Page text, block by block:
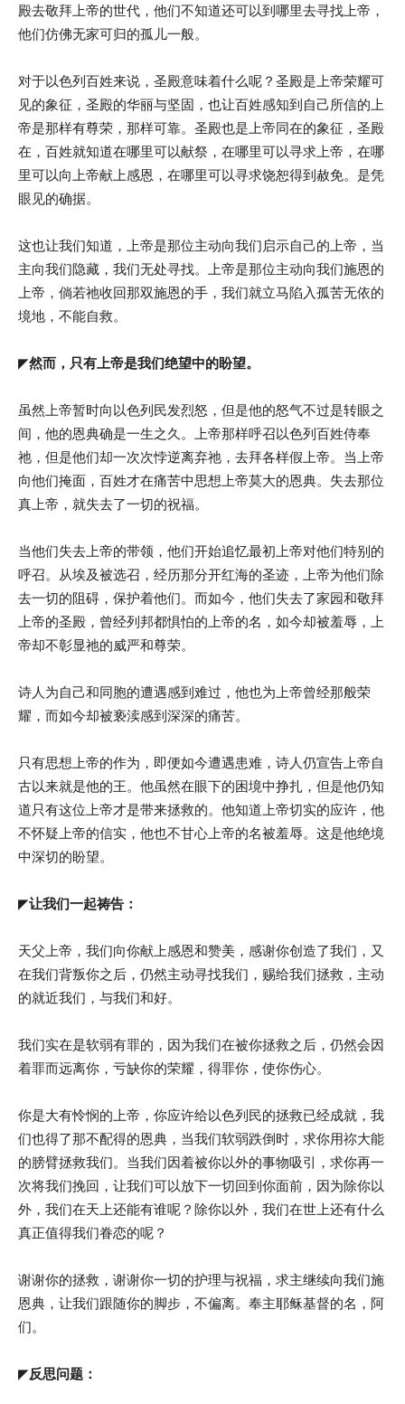
殿去敬拜上帝的世代，他们不知道还可以到哪里去寻找上帝，
他们仿佛无家可归的孤儿一般。
对于以色列百姓来说，圣殿意味着什么呢？圣殿是上帝荣耀可
见的象征，圣殿的华丽与坚固，也让百姓感知到自己所信的上
帝是那样有尊荣，那样可靠。圣殿也是上帝同在的象征，圣殿
在，百姓就知道在哪里可以献祭，在哪里可以寻求上帝，在哪
里可以向上帝献上感恩，在哪里可以寻求饶恕得到赦免。是凭
眼见的确据。
这也让我们知道，上帝是那位主动向我们启示自己的上帝，当
主向我们隐藏，我们无处寻找。上帝是那位主动向我们施恩的
上帝，倘若祂收回那双施恩的手，我们就立马陷入孤苦无依的
境地，不能自救。
◤然而，只有上帝是我们绝望中的盼望。
虽然上帝暂时向以色列民发烈怒，但是他的怒气不过是转眼之
间，他的恩典确是一生之久。上帝那样呼召以色列百姓侍奉
祂，但是他们却一次次悖逆离弃祂，去拜各样假上帝。当上帝
向他们掩面，百姓才在痛苦中思想上帝莫大的恩典。失去那位
真上帝，就失去了一切的祝福。
当他们失去上帝的带领，他们开始追忆最初上帝对他们特别的
呼召。从埃及被选召，经历那分开红海的圣迹，上帝为他们除
去一切的阻碍，保护着他们。而如今，他们失去了家园和敬拜
上帝的圣殿，曾经列邦都惧怕的上帝的名，如今却被羞辱，上
帝却不彰显祂的威严和尊荣。
诗人为自己和同胞的遭遇感到难过，他也为上帝曾经那般荣
耀，而如今却被亵渎感到深深的痛苦。
只有思想上帝的作为，即便如今遭遇患难，诗人仍宣告上帝自
古以来就是他的王。他虽然在眼下的困境中挣扎，但是他仍知
道只有这位上帝才是带来拯救的。他知道上帝切实的应许，他
不怀疑上帝的信实，他也不甘心上帝的名被羞辱。这是他绝境
中深切的盼望。
◤让我们一起祷告：
天父上帝，我们向你献上感恩和赞美，感谢你创造了我们，又
在我们背叛你之后，仍然主动寻找我们，赐给我们拯救，主动
的就近我们，与我们和好。
我们实在是软弱有罪的，因为我们在被你拯救之后，仍然会因
着罪而远离你，亏缺你的荣耀，得罪你，使你伤心。
你是大有怜悯的上帝，你应许给以色列民的拯救已经成就，我
们也得了那不配得的恩典，当我们软弱跌倒时，求你用祢大能
的膀臂拯救我们。当我们因着被你以外的事物吸引，求你再一
次将我们挽回，让我们可以放下一切回到你面前，因为除你以
外，我们在天上还能有谁呢？除你以外，我们在世上还有什么
真正值得我们眷恋的呢？
谢谢你的拯救，谢谢你一切的护理与祝福，求主继续向我们施
恩典，让我们跟随你的脚步，不偏离。奉主耶稣基督的名，阿
们。
◤反思问题：